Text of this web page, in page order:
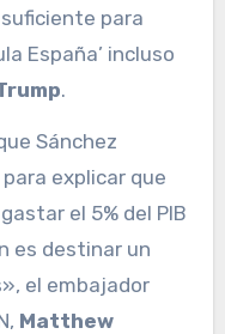
para
España’ incluso
.
Sánchez
explicar que
el 5% del PIB
es destinar un
el embajador
Matthew